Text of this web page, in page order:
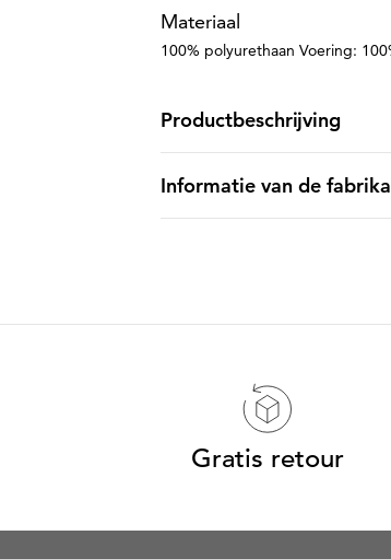
Materiaal
100% polyurethaan Voering:
Productbeschrijving
Informatie van de
Gratis retour